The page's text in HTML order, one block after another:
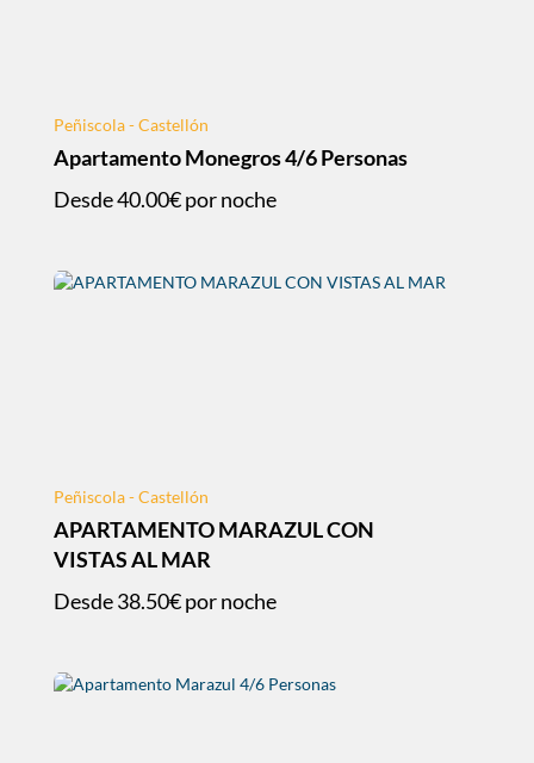
Peñiscola - Castellón
Apartamento Monegros 4/6 Personas
Desde40.00€por noche
Peñiscola - Castellón
APARTAMENTO MARAZUL CON
VISTAS AL MAR
Desde38.50€por noche